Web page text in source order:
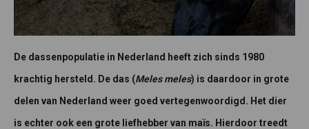
De dassenpopulatie in Nederland heeft zich sinds 1980
krachtig hersteld. De das (Meles meles) is daardoor in grote
delen van Nederland weer goed vertegenwoordigd. Het dier
is echter ook een grote liefhebber van maïs. Hierdoor treedt